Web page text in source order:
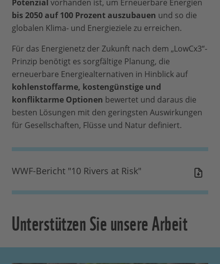
Potenzial vorhanden ist, um Erneuerbare Energien
bis 2050 auf 100 Prozent auszubauen und so die
globalen Klima- und Energieziele zu erreichen.
Für das Energienetz der Zukunft nach dem „LowCx3“-
Prinzip benötigt es sorgfältige Planung, die
erneuerbare Energiealternativen in Hinblick auf
kohlenstoffarme, kostengünstige und
konfliktarme Optionen bewertet und daraus die
besten Lösungen mit den geringsten Auswirkungen
für Gesellschaften, Flüsse und Natur definiert.
WWF-Bericht "10 Rivers at Risk"
Unterstützen Sie unsere Arbeit